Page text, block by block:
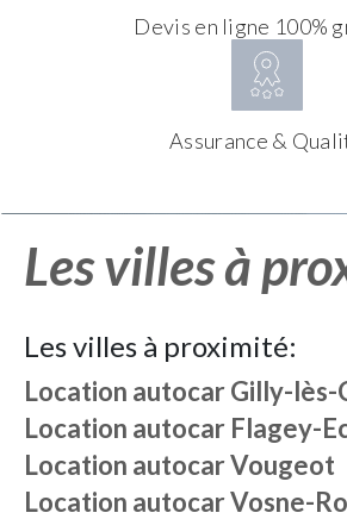
Devis en ligne 100%
Assurance &
Les villes à
Les villes à proximité:
Location autocarGilly-lès-
Location autocar Flagey-
Location autocarVougeot
Location autocarVosne-